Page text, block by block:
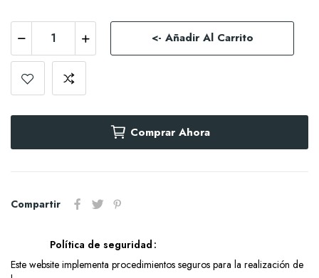
<- Añadir Al Carrito
Comprar Ahora
Compartir
Política de seguridad
Este website implementa procedimientos seguros para la realización de